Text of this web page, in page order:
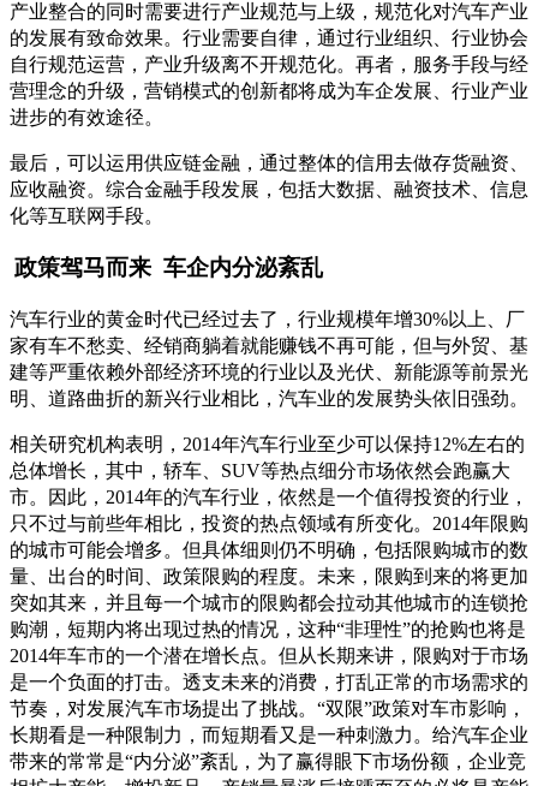
产业整合的同时需要进行产业规范与上级，规范化对汽车产业
的发展有致命效果。行业需要自律，通过行业组织、行业协会
自行规范运营，产业升级离不开规范化。再者，服务手段与经
营理念的升级，营销模式的创新都将成为车企发展、行业产业
进步的有效途径。
最后，可以运用供应链金融，通过整体的信用去做存货融资、
应收融资。综合金融手段发展，包括大数据、融资技术、信息
化等互联网手段。
政策驾马而来 车企内分泌紊乱
汽车行业的黄金时代已经过去了，行业规模年增30%以上、厂
家有车不愁卖、经销商躺着就能赚钱不再可能，但与外贸、基
建等严重依赖外部经济环境的行业以及光伏、新能源等前景光
明、道路曲折的新兴行业相比，汽车业的发展势头依旧强劲。
相关研究机构表明，2014年汽车行业至少可以保持12%左右的
总体增长，其中，轿车、SUV等热点细分市场依然会跑赢大
市。因此，2014年的汽车行业，依然是一个值得投资的行业，
只不过与前些年相比，投资的热点领域有所变化。2014年限购
的城市可能会增多。但具体细则仍不明确，包括限购城市的数
量、出台的时间、政策限购的程度。未来，限购到来的将更加
突如其来，并且每一个城市的限购都会拉动其他城市的连锁抢
购潮，短期内将出现过热的情况，这种“非理性”的抢购也将是
2014年车市的一个潜在增长点。但从长期来讲，限购对于市场
是一个负面的打击。透支未来的消费，打乱正常的市场需求的
节奏，对发展汽车市场提出了挑战。“双限”政策对车市影响，
长期看是一种限制力，而短期看又是一种刺激力。给汽车企业
带来的常常是“内分泌”紊乱，为了赢得眼下市场份额，企业竞